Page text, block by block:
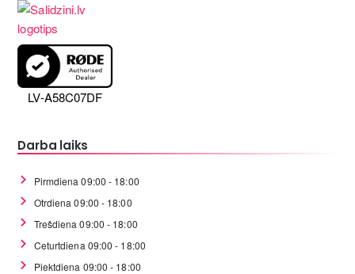
LV-A58C07DF
Darba laiks
Pirmdiena 09:00 - 18:00
Otrdiena 09:00 - 18:00
Trešdiena 09:00 - 18:00
Ceturtdiena 09:00 - 18:00
Piektdiena 09:00 - 18:00